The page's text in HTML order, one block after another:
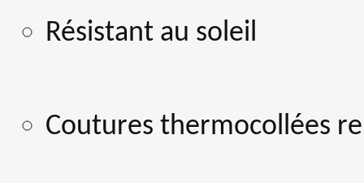
Résistant au soleil
Coutures thermocollées